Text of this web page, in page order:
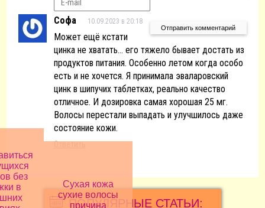
Софа 10.09.2023 в 20:18
Может ещё кстати
цинка не хватать… его тяжело бывает достать из
продуктов питания. Особенно летом когда особо
есть и не хочется. Я принимала эваларовский
цинк в шипучих таблетках, реально качество
отличное. И дозировка самая хорошая 25 мг.
Волосы перестали выпадать и улучшилось даже
состояние кожи.
Ответить
ПОПУЛЯРНЫЕ СТАТЬИ:
без
в
Сухая кожа
сухие волосы
причина